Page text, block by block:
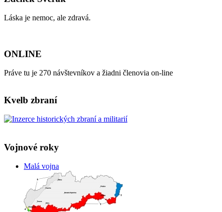
Láska je nemoc, ale zdravá.
ONLINE
Práve tu je 270 návštevníkov a žiadni členovia on-line
Kvelb zbraní
Vojnové roky
Malá vojna